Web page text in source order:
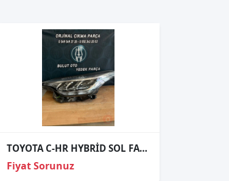
TOYOTA C-HR HYBRİD SOL FAR ÇIKMA
Fiyat Sorunuz